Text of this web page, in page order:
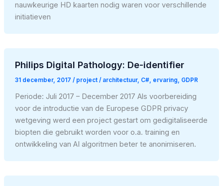
nauwkeurige HD kaarten nodig waren voor verschillende
initiatieven
Philips Digital Pathology: De-identifier
31 december, 2017 / project/ architectuur, C#, ervaring, GDPR
Periode: Juli 2017 – December 2017 Als voorbereiding
voor de introductie van de Europese GDPR privacy
wetgeving werd een project gestart om gedigitaliseerde
biopten die gebruikt worden voor o.a. training en
ontwikkeling van AI algoritmen beter te anonimiseren.